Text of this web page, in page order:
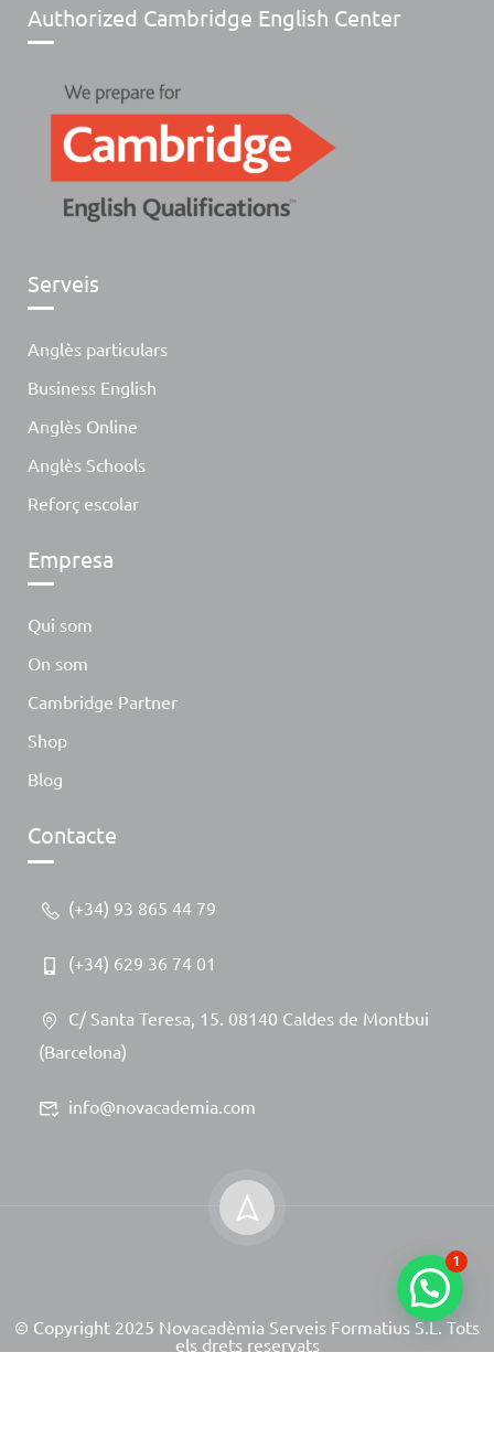
Authorized Cambridge English Center
Serveis
Anglès particulars
Business English
Anglès Online
Anglès Schools
Reforç escolar
Empresa
Qui som
On som
Cambridge Partner
Shop
Blog
Contacte
(+34) 93 865 44 79
(+34) 629 36 74 01
C/ Santa Teresa, 15. 08140 Caldes de Montbui
(Barcelona)
info@novacademia.com
© Copyright 2025 Novacadèmia Serveis Formatius S.L. Tots
els drets reservats
1